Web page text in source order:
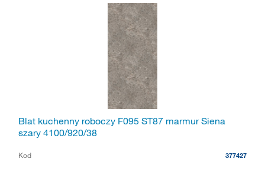
Blat kuchenny roboczy F095 ST87 marmur Siena
szary 4100/920/38
Kod 377427